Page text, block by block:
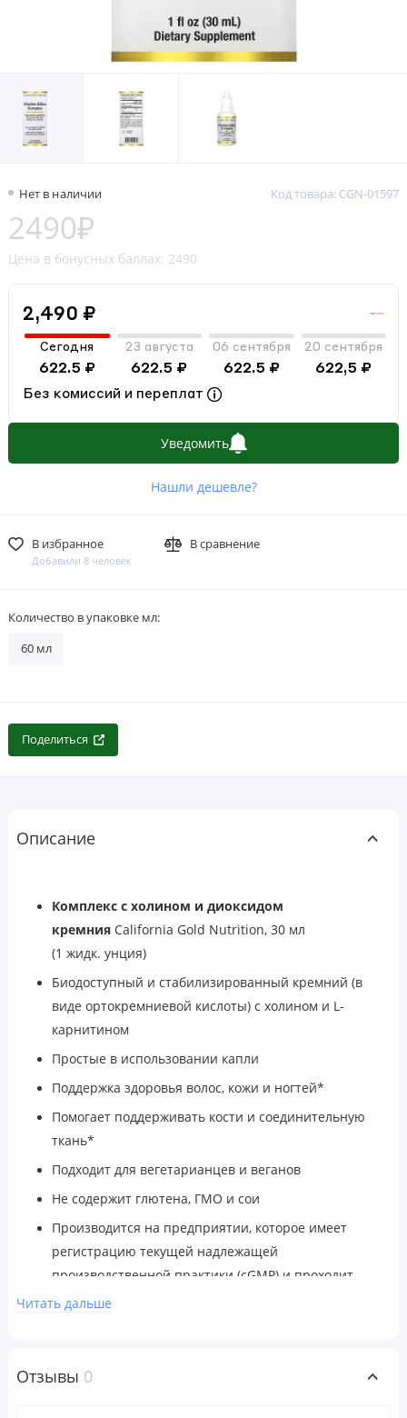
Нет в наличии Код товара: CGN-01597
2490₽
Цена в бонусных баллах: 2490
2,490 ₽
Сегодня
622.5 ₽
23 августа
622.5 ₽
06 сентября
622.5 ₽
20 сентября
622,5 ₽
Без комиссий и переплат
Уведомить
Нашли дешевле?
В избранное
Добавили 8 человек
В сравнение
Количество в упаковке мл:
60 мл
Поделиться
Описание
Комплекс с холином и диоксидом
кремния California Gold Nutrition, 30 мл
(1 жидк. унция)
Биодоступный и стабилизированный кремний (в
виде ортокремниевой кислоты) с холином и L-
карнитином
Простые в использовании капли
Поддержка здоровья волос, кожи и ногтей*
Помогает поддерживать кости и соединительную
ткань*
Подходит для вегетарианцев и веганов
Не содержит глютена, ГМО и сои
Производится на предприятии, которое имеет
регистрацию текущей надлежащей
производственной практики (cGMP) и проходит
независимые проверки
Читать дальше
Отзывы 0